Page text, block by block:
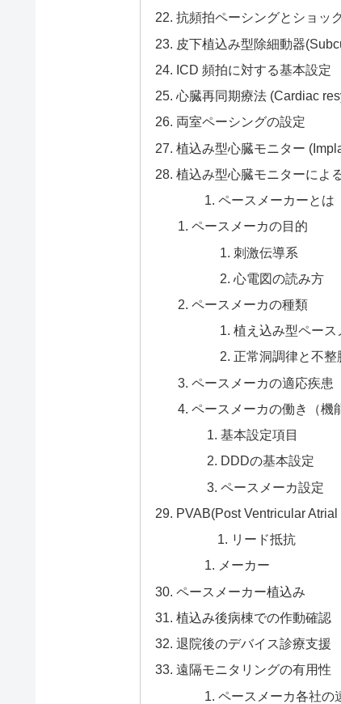
抗頻拍ペーシングとショッ
皮下植込み型除細動器
ICD 頻拍に対する基本設定
心臓再同期療法 (Cardiac
両室ペーシングの設定
植込み型心臓モニター
植込み型心臓モニターによ
ペースメーカーとは
ペースメーカの目的
刺激伝導系
心電図の読み方
ペースメーカの種類
植え込み型ペー
正常洞調律と不整
ペースメーカの適応疾患
ペースメーカの働き（機
基本設定項目
DDDの基本設定
ペースメーカ設定
PVAB(Post Ventricular
リード抵抗
メーカー
ペースメーカー植込み
植込み後病棟での作動確認
退院後のデバイス診療支援
遠隔モニタリングの有用性
ペースメーカ各社の